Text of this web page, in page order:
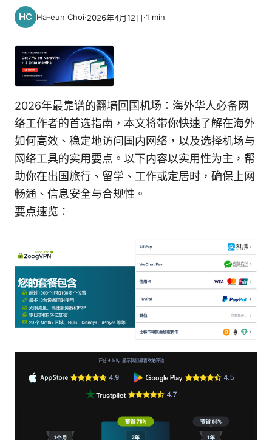
Ha-eun Choi·2026年4月12日·1 min
2026年最靠谱的翻墙回国机场：海外华人必备网
络工作者的首选指南，本文将带你快速了解在海外
如何高效、稳定地访问国内网络，以及选择机场与
网络工具的实用要点。以下内容以实用性为主，帮
助你在出国旅行、留学、工作或定居时，确保上网
畅通、信息安全与合规性。
要点速览：